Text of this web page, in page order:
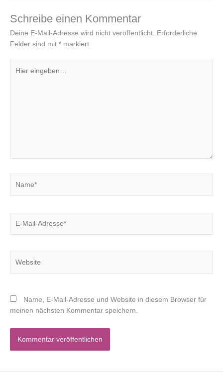
Schreibe einen Kommentar
Deine E-Mail-Adresse wird nicht veröffentlicht.
Erforderliche
Felder sind mit * markiert
eingeben…
Name, E-Mail-Adresse und Website in diesem Browser für
meinen nächsten Kommentar speichern.